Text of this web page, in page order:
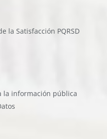
la Satisfacción PQRSD
la información pública